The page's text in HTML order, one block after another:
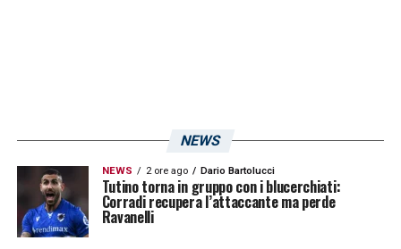
NEWS
NEWS 2 ore ago Dario Bartolucci
Tutino torna in gruppo con i blucerchiati:
Corradi recupera l’attaccante ma perde
Ravanelli